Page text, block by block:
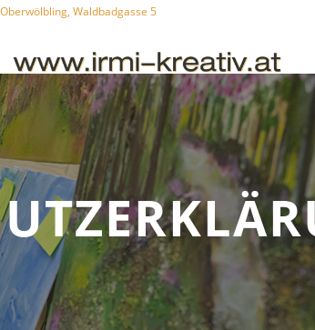
Waldbadgasse 5